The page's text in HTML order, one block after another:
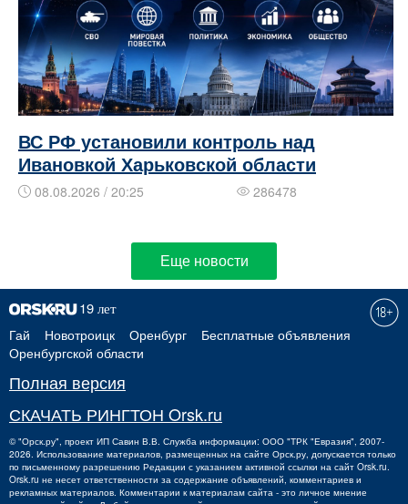
ВС РФ установили контроль над
Ивановкой Харьковской области
08.08.2026 / 20:25 286478
Еще новости
Гай Новотроицк Оренбург
Бесплатные объявления
Оренбургской области
Полная версия
СКАЧАТЬ РИНГТОН Orsk.ru
©"Орск.ру", проект ИП Савин В.В. Служба информации: ООО "ТРК "Евразия", 2007-
2026. Использование материалов, размещенных на сайте Орск.ру, допускается только
по письменному разрешению Редакции с указанием активной ссылки на сайт Orsk.ru.
Orsk.ru не несет ответственности за содержание объявлений, комментариев и
рекламных материалов. Комментарии к материалам сайта - это личное мнение